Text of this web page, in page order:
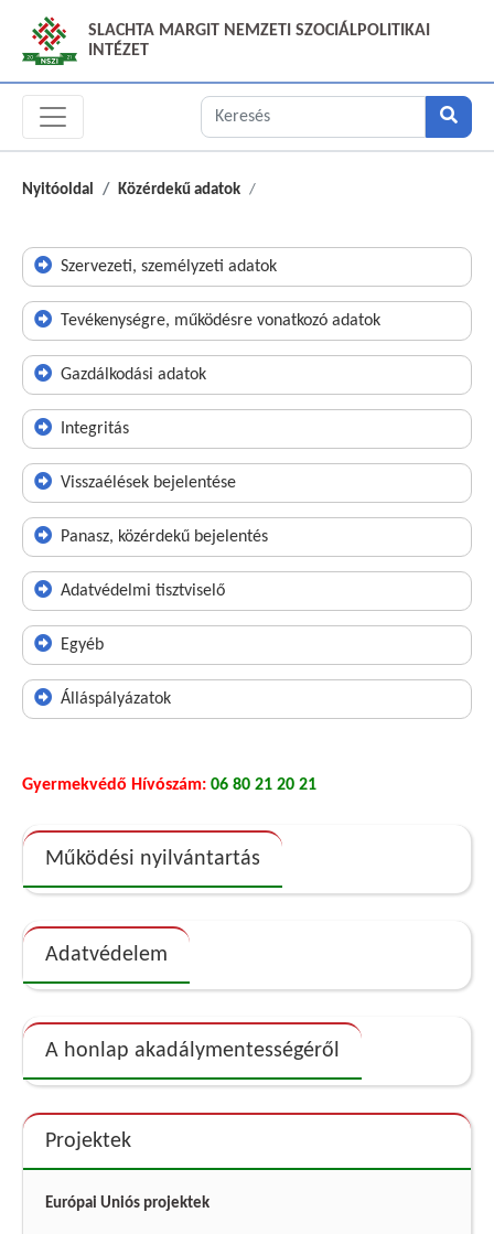
SLACHTA MARGIT NEMZETI SZOCIÁLPOLITIKAI
INTÉZET
Nyitóoldal Közérdekű adatok
Szervezeti, személyzeti adatok
Tevékenységre, működésre vonatkozó adatok
Gazdálkodási adatok
Integritás
Visszaélések bejelentése
Panasz, közérdekű bejelentés
Adatvédelmi tisztviselő
Egyéb
Álláspályázatok
Gyermekvédő Hívószám: 06 80 21 20 21
Működési nyilvántartás
Adatvédelem
A honlap akadálymentességéről
Projektek
Európai Uniós projektek